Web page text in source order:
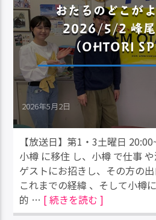
おたるのどこが
2026/5/2 峰尾
（OHTORI
2026年5月2日
【放送日】第1・3土曜日
小樽 に移住 し、小樽 で仕事
ゲストにお招きし、その方の出
これまでの経緯 、そして小樽
的 … [ 続きを読む ]